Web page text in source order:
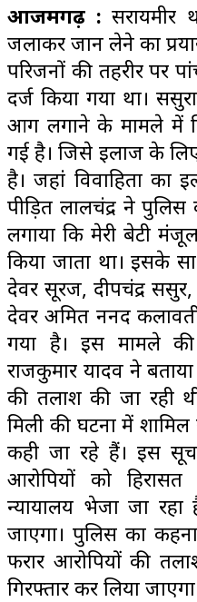
आजमगढ़ : सरायमीर
जलाकर जान लेने का
परिजनों की तहरीर पर
दर्ज किया गया था।
आग लगाने के मामले में
गई है। जिसे इलाज के
है। जहां विवाहिता का
पीड़ित लालचंद्र ने
लगाया कि मेरी बेटी
किया जाता था। इसके
देवर सूरज, दीपचंद्र
देवर अमित ननद
गया है। इस मामले
राजकुमार यादव ने
की तलाश की जा रही
मिली की घटना में
कही जा रहे हैं। इस
आरोपियों को
न्यायालय भेजा जा
जाएगा। पुलिस का
फरार आरोपियों की
गिरफ्तार कर लिया